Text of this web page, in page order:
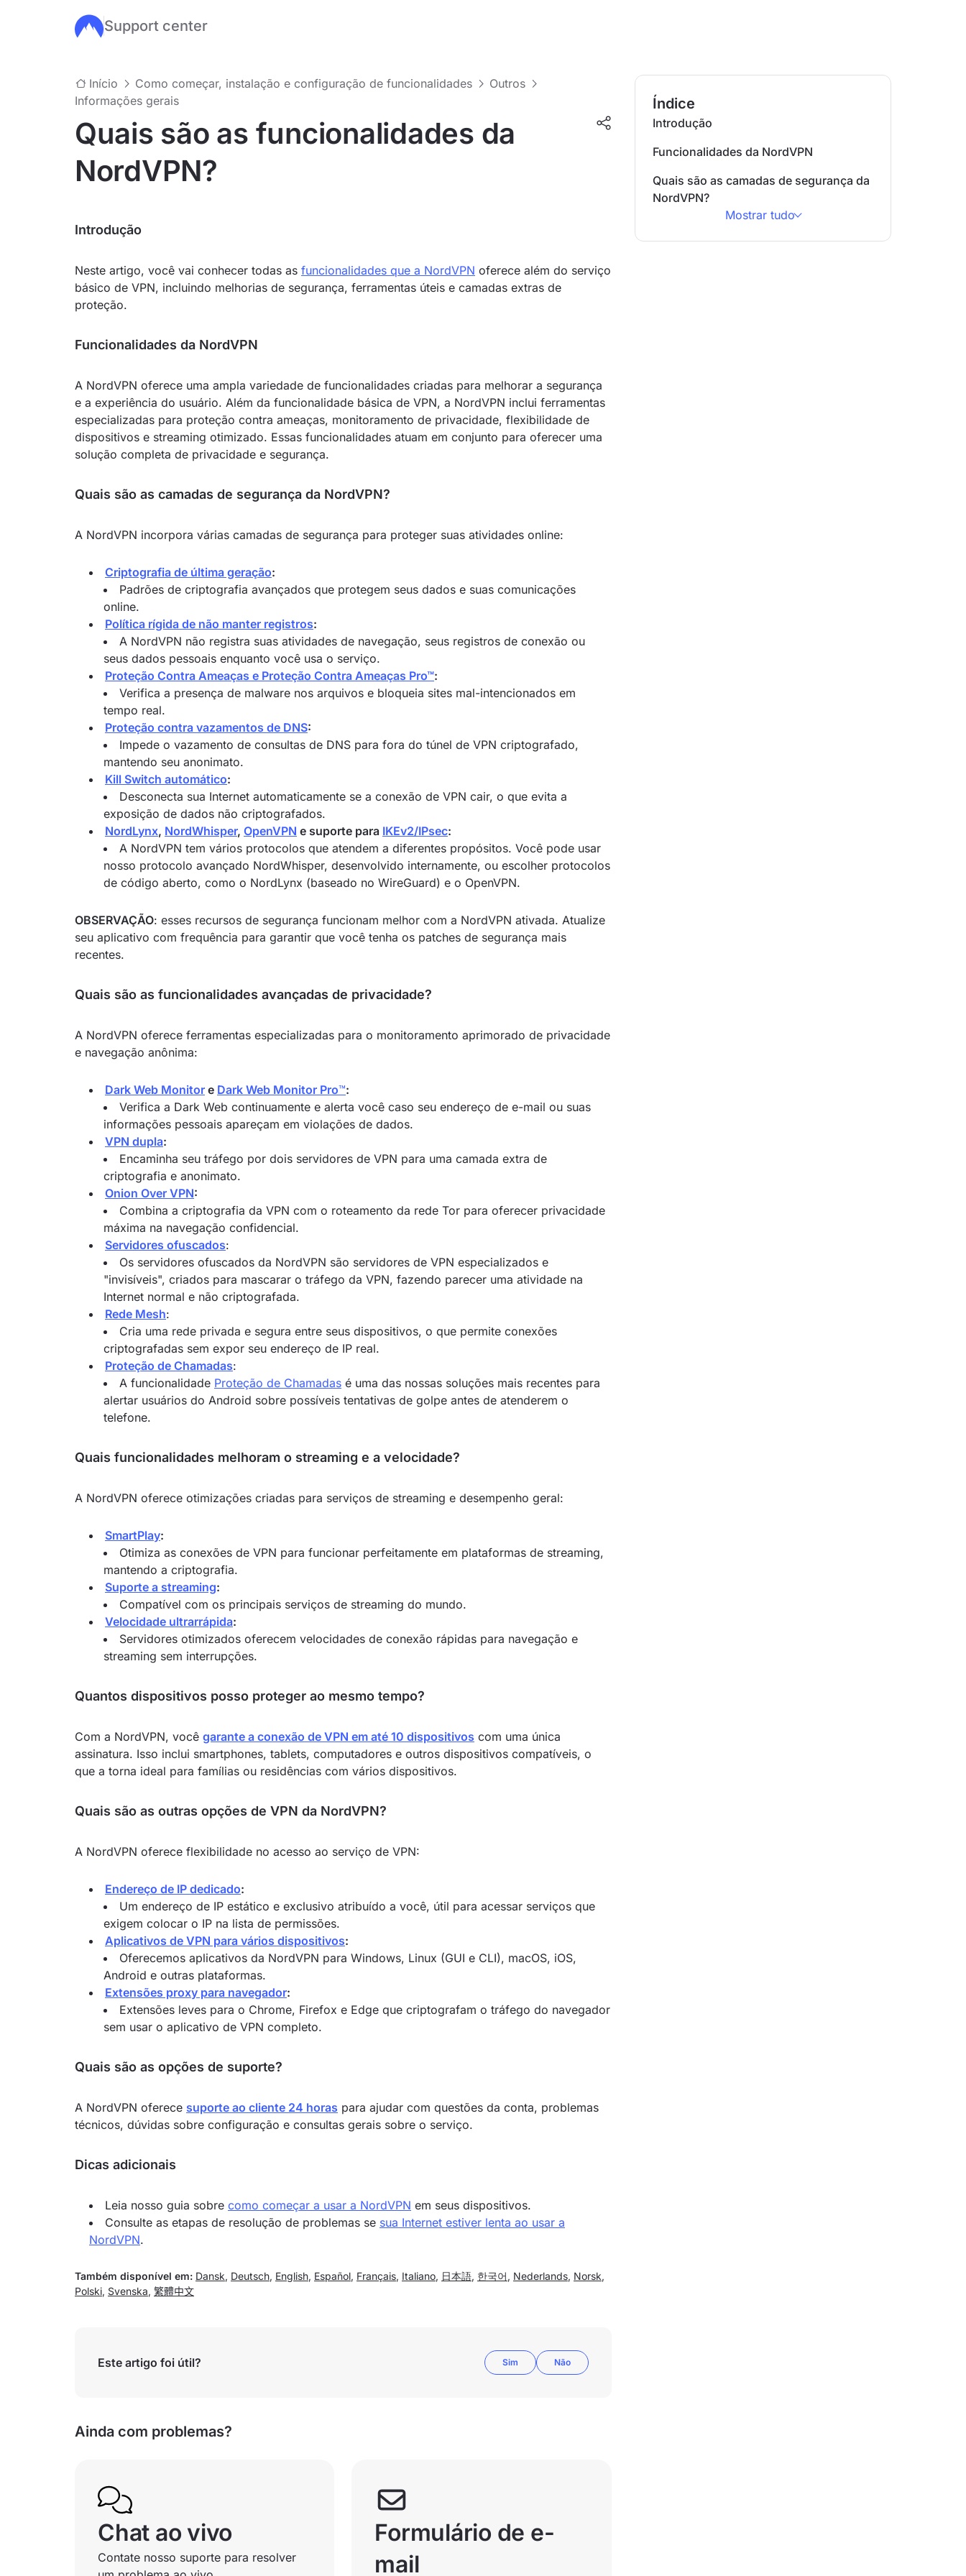
Ir para o conteúdo principal
Support center
Início Como começar, instalação e configuração de funcionalidades
Outros
Informações gerais
Quais são as funcionalidades da
NordVPN?
Introdução
Neste artigo, você vai conhecer todas as funcionalidades que a NordVPN oferece além do serviço
básico de VPN, incluindo melhorias de segurança, ferramentas úteis e camadas extras de
proteção.
Funcionalidades da NordVPN
A NordVPN oferece uma ampla variedade de funcionalidades criadas para melhorar a segurança
e a experiência do usuário. Além da funcionalidade básica de VPN, a NordVPN inclui ferramentas
especializadas para proteção contra ameaças, monitoramento de privacidade, flexibilidade de
dispositivos e streaming otimizado. Essas funcionalidades atuam em conjunto para oferecer uma
solução completa de privacidade e segurança.
Quais são as camadas de segurança da NordVPN?
A NordVPN incorpora várias camadas de segurança para proteger suas atividades online:
Criptografia de última geração:
Padrões de criptografia avançados que protegem seus dados e suas comunicações
online.
Política rígida de não manter registros:
A NordVPN não registra suas atividades de navegação, seus registros de conexão ou
seus dados pessoais enquanto você usa o serviço.
Proteção Contra Ameaças e Proteção Contra Ameaças Pro™:
Verifica a presença de malware nos arquivos e bloqueia sites mal-intencionados em
tempo real.
Proteção contra vazamentos de DNS:
Impede o vazamento de consultas de DNS para fora do túnel de VPN criptografado,
mantendo seu anonimato.
Kill Switch automático:
Desconecta sua Internet automaticamente se a conexão de VPN cair, o que evita a
exposição de dados não criptografados.
NordLynx, NordWhisper, OpenVPN e suporte para IKEv2/IPsec:
A NordVPN tem vários protocolos que atendem a diferentes propósitos. Você pode usar
nosso protocolo avançado NordWhisper, desenvolvido internamente, ou escolher protocolos
de código aberto, como o NordLynx (baseado no WireGuard) e o OpenVPN.
OBSERVAÇÃO: esses recursos de segurança funcionam melhor com a NordVPN ativada. Atualize
seu aplicativo com frequência para garantir que você tenha os patches de segurança mais
recentes.
Quais são as funcionalidades avançadas de privacidade?
A NordVPN oferece ferramentas especializadas para o monitoramento aprimorado de privacidade
e navegação anônima:
Dark Web Monitor e Dark Web Monitor Pro™:
Verifica a Dark Web continuamente e alerta você caso seu endereço de e-mail ou suas
informações pessoais apareçam em violações de dados.
VPN dupla:
Encaminha seu tráfego por dois servidores de VPN para uma camada extra de
criptografia e anonimato.
Onion Over VPN:
Combina a criptografia da VPN com o roteamento da rede Tor para oferecer privacidade
máxima na navegação confidencial.
Servidores ofuscados:
Os servidores ofuscados da NordVPN são servidores de VPN especializados e
"invisíveis", criados para mascarar o tráfego da VPN, fazendo parecer uma atividade na
Internet normal e não criptografada.
Rede Mesh:
Cria uma rede privada e segura entre seus dispositivos, o que permite conexões
criptografadas sem expor seu endereço de IP real.
Proteção de Chamadas:
A funcionalidade Proteção de Chamadas é uma das nossas soluções mais recentes para
alertar usuários do Android sobre possíveis tentativas de golpe antes de atenderem o
telefone.
Quais funcionalidades melhoram o streaming e a velocidade?
A NordVPN oferece otimizações criadas para serviços de streaming e desempenho geral:
SmartPlay:
Otimiza as conexões de VPN para funcionar perfeitamente em plataformas de streaming,
mantendo a criptografia.
Suporte a streaming:
Compatível com os principais serviços de streaming do mundo.
Velocidade ultrarrápida:
Servidores otimizados oferecem velocidades de conexão rápidas para navegação e
streaming sem interrupções.
Quantos dispositivos posso proteger ao mesmo tempo?
Com a NordVPN, você garante a conexão de VPN em até 10 dispositivos com uma única
assinatura. Isso inclui smartphones, tablets, computadores e outros dispositivos compatíveis, o
que a torna ideal para famílias ou residências com vários dispositivos.
Quais são as outras opções de VPN da NordVPN?
A NordVPN oferece flexibilidade no acesso ao serviço de VPN:
Endereço de IP dedicado:
Um endereço de IP estático e exclusivo atribuído a você, útil para acessar serviços que
exigem colocar o IP na lista de permissões.
Aplicativos de VPN para vários dispositivos:
Oferecemos aplicativos da NordVPN para Windows, Linux (GUI e CLI), macOS, iOS,
Android e outras plataformas.
Extensões proxy para navegador:
Extensões leves para o Chrome, Firefox e Edge que criptografam o tráfego do navegador
sem usar o aplicativo de VPN completo.
Quais são as opções de suporte?
A NordVPN oferece suporte ao cliente 24 horas para ajudar com questões da conta, problemas
técnicos, dúvidas sobre configuração e consultas gerais sobre o serviço.
Dicas adicionais
Leia nosso guia sobre como começar a usar a NordVPN em seus dispositivos.
Consulte as etapas de resolução de problemas se sua Internet estiver lenta ao usar a
NordVPN.
Também disponível em: Dansk, Deutsch, English, Español, Français, Italiano, 日本語, 한국어 , Nederlands, Norsk,
Polski, Svenska, 繁體中文
Este artigo foi útil? Sim Não
Ainda com problemas?
Chat ao vivo
Contate nosso suporte para resolver
Formulário de e-
mail
Índice
Introdução
Funcionalidades da NordVPN
Quais são as camadas de segurança da
NordVPN?
Mostrar tudo